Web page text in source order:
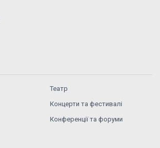
Театр
Концерти та фестивалі
Конференції та форуми